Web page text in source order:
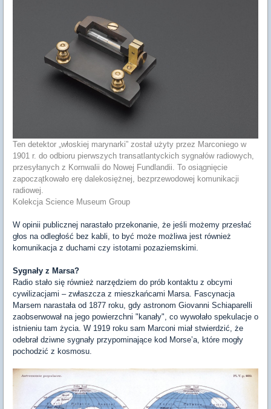
Ten detektor „włoskiej marynarki” został użyty przez Marconiego w
1901 r. do odbioru pierwszych transatlantyckich sygnałów radiowych,
przesyłanych z Kornwalii do Nowej Fundlandii. To osiągnięcie
zapoczątkowało erę dalekosiężnej, bezprzewodowej komunikacji
radiowej.
Kolekcja Science Museum Group
W opinii publicznej narastało przekonanie, że jeśli możemy przesłać
głos na odległość bez kabli, to być może możliwa jest również
komunikacja z duchami czy istotami pozaziemskimi.
Sygnały z Marsa?
Radio stało się również narzędziem do prób kontaktu z obcymi
cywilizacjami – zwłaszcza z mieszkańcami Marsa. Fascynacja
Marsem narastała od 1877 roku, gdy astronom Giovanni Schiaparelli
zaobserwował na jego powierzchni "kanały", co wywołało spekulacje o
istnieniu tam życia. W 1919 roku sam Marconi miał stwierdzić, że
odebrał dziwne sygnały przypominające kod Morse’a, które mogły
pochodzić z kosmosu.